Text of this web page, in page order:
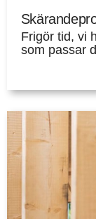
Frigör tid, vi
som passar